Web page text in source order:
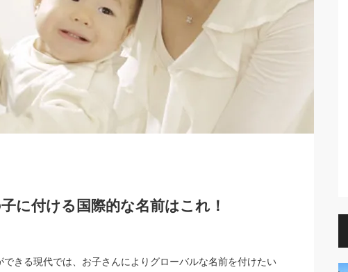
に付ける国際的な名前はこれ！
きる現代では、お子さんによりグローバルな名前を付けたい